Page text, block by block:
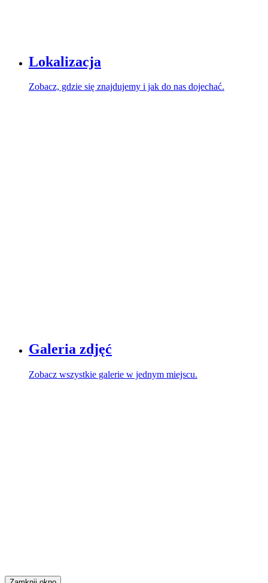
Lokalizacja
Zobacz, gdzie się znajdujemy i jak do nas dojechać.
Galeria zdjęć
Zobacz wszystkie galerie w jednym miejscu.